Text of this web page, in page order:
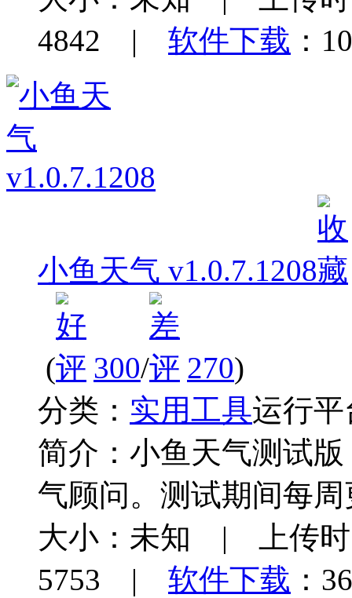
4842 | 软件下载 ：
小鱼天气 v1.0.7.1208
( 300/ 270)
分类： 实用工具运行平
简介： 小鱼天气测试
气顾问。测试期间每
大小：未知 | 上传
5753 | 软件下载 ：